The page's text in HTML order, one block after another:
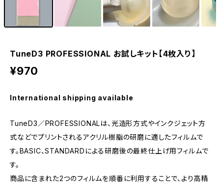
TuneD3 PROFESSIONAL お試しキット【4枚入り】
¥970
International shipping available
TuneD3／PROFESSIONALは、光造形方式やインクジェット方
式などでプリントされるアクリル樹脂の研磨に適したフィルムで
す。BASIC、STANDARDによる研磨後の最終仕上げ用フィルムで
す。
商品に含まれた2つのフィルムを順番に利用することで、より高精